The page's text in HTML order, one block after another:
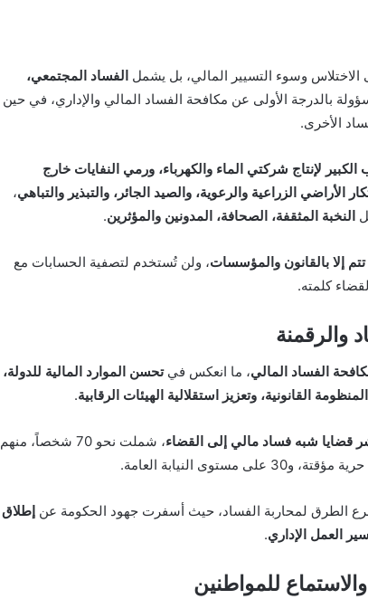
وسوء التسيير المالي، بل يشمل الفساد المجتمعي،
بالدرجة الأولى عن مكافحة الفساد المالي والإداري، في حين
الأخرى.
الكبير لإنتاج شركتي الماء والكهرباء، ورمي النفايات خارج
الأراضي الزراعية والرعوية، والصيد الجائر، والتبذير والتباهي،
النخبة المثقفة، الصحافة، المدونين والمؤثرين.
تتم إلا بالقانون والمؤسسات، ولن تُستخدم لتصفية الحسابات مع
كلمته.
والرقمنة
الفساد المالي، ما انعكس فيتحسن الموارد المالية للدولة،
القانونية، وتعزيز استقلالية الهيئات الرقابية.
قضايا شبه فساد مالي إلى القضاء
، شملت نحو 70 شخصاً، منهم
الطرق لمحاربة الفساد، حيث أسفرت جهود الحكومة عن إطلاق
العمل الإداري.
للمواطنين